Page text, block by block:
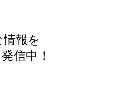
報を
信中！